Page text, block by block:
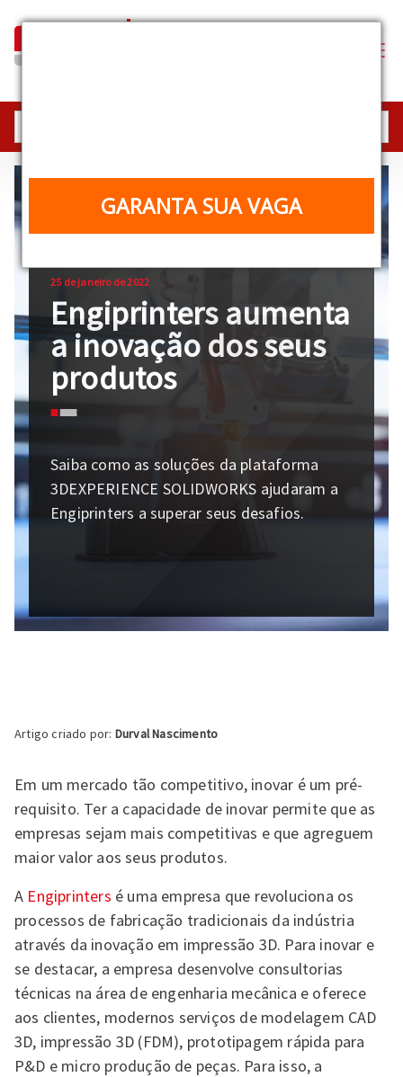
GARANTA SUA VAGA
25 de janeiro de 2022
Engiprinters aumenta
a inovação dos seus
produtos
Saiba como as soluções da plataforma
3DEXPERIENCE SOLIDWORKS ajudaram a
Engiprinters a superar seus desafios.
Artigo criado por: Durval Nascimento
Em um mercado tão competitivo, inovar é um pré-
requisito. Ter a capacidade de inovar permite que as
empresas sejam mais competitivas e que agreguem
maior valor aos seus produtos.
A Engiprinters é uma empresa que revoluciona os
processos de fabricação tradicionais da indústria
através da inovação em impressão 3D. Para inovar e
se destacar, a empresa desenvolve consultorias
técnicas na área de engenharia mecânica e oferece
aos clientes, modernos serviços de modelagem CAD
3D, impressão 3D (FDM), prototipagem rápida para
P&D e micro produção de peças. Para isso, a